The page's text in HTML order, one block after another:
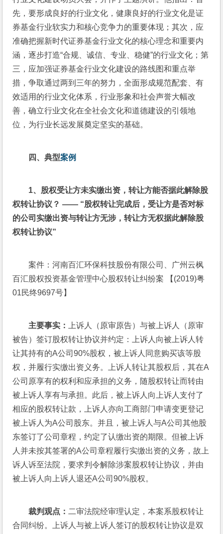
先，要形成良好的行业文化，健康良好的行业文化是证
券基金行业软实力和核心竞争力的重要体现；其次，应
准确把握新时代证券基金行业文化的核心理念和重要内
涵，逐步打造“合规、诚信、专业、稳健”的行业文化；第
三，应加强证券基金行业文化建设的路线图和重点举
措，争取通过两到三年的努力，全面形成规范配套、有
效适用的行业文化体系，行业形象和社会声誉大幅改
善，确立行业文化在全社会文化和道德建设的引领地
位，为行业长远发展奠定坚实的基础。
四、典型案例
1、股权受让方未实缴出资，转让方能否据此解除股
权转让协议？ —— “股权转让完成后，受让方是否对标
的公司实缴出资与转让方无涉，转让方无权据此解除股
权转让协议”
案件：河南百汇环保科技股份有限公司、广州云枫
百汇股权投资基金管理中心股权转让纠纷案 【(2019)粤
01民终9697号】
主要事实：
上诉人（原审原告）与被上诉人（原审
被告）签订股权转让协议并约定：上诉人向被上诉人转
让其持有的A公司90%股权，被上诉人同意购买该等股
权，并履行实缴出资义务。上诉人转让其股权后，其在A
公司原享有的权利和应承担的义务，随股权转让而转由
被上诉人享有与承担。此后，被上诉人向上诉人支付了
相应的股权转让款，上诉人亦向工商部门申请变更登记
被上诉人为A公司股东。并且，被上诉人与A公司其他股
东签订了公司章程，约定了认缴出资的期限。但被上诉
人并未按其签署的A公司章程履行实缴出资的义务，故上
诉人诉至法院，要求判令解除涉案股权转让协议，并由
被上诉人向上诉人退还A公司90%股权。
裁判观点： 二审法院经审理认定，本案系股权转让
合同纠纷。上诉人与被上诉人签订的股权转让协议是双